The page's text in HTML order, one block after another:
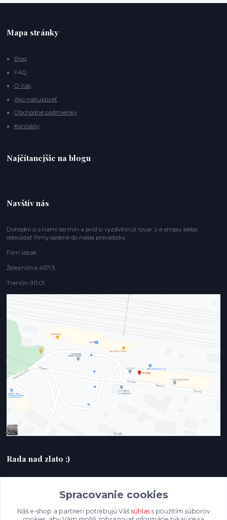
Mapa stránky
Blog
FAQ
O nás
Ako nakupovať
Obchodné podmienky
Kontakty
Najčítanejšie na blogu
Navštív nás
Dohodni si s nami termín a príď si vyzdvihnúť tovar z e-shopu alebo
odovzdať filmy osobne do našej prevádzky.
Film labák
Železničná 457/3
Trenčín 911 01
Rada nad zlato :)
filmlabak@gmail.com
Spracovanie cookies
Náš e-shop a partneri potrebujú Váš súhlass použitím súborov